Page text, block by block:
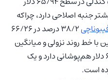
جنبه اصلاحی دارد، چراکه
۳۸/۲ درصد در ۶۶/۲۶
با خط روند نزولی و میانگین
متحرک نمایی ۲۰۰ کندلی در ۶۶/۹۰ دلار هم‌پوشانی دارد و یک
است.